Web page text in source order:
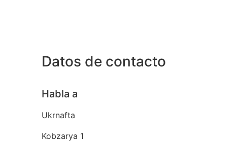
Datos de contacto
Habla a
Ukrnafta
Kobzarya 1